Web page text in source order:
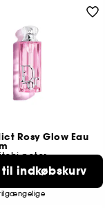
Rosy Glow Eau
noter
368
KR
tilgængelige
indkøbskurv